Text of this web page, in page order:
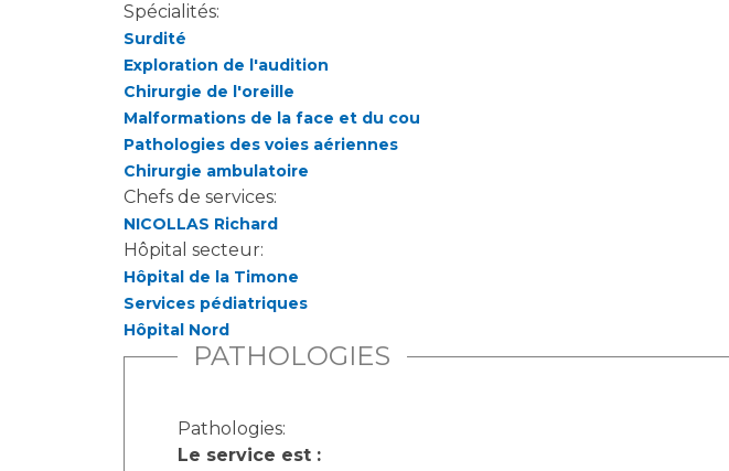
Spécialités:
Surdité
Exploration de l'audition
Chirurgie de l'oreille
Malformations de la face et du cou
Pathologies des voies aériennes
Chirurgie ambulatoire
Chefs de services:
NICOLLAS Richard
Hôpital secteur:
Hôpital de la Timone
Services pédiatriques
Hôpital Nord
PATHOLOGIES
Pathologies:
Le service est :